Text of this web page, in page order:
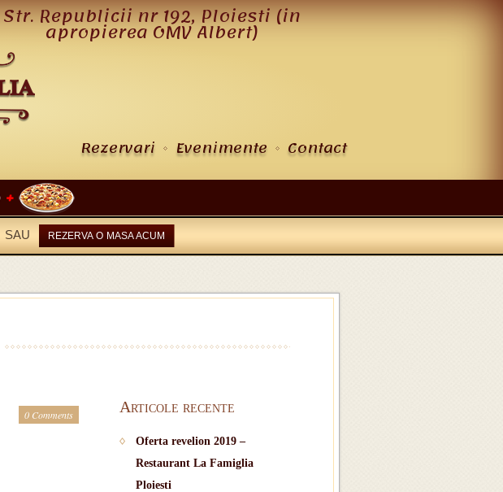
Str. Republicii nr 192, Ploiesti (in
apropierea OMV Albert)
Contact
Evenimente
Rezervari
+
SAU REZERVA O MASA ACUM
0 Comments Articole recente
Oferta revelion 2019 –
Restaurant La Famiglia
Ploiesti